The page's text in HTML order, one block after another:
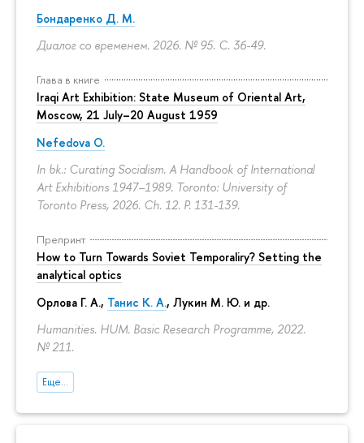
Бондаренко Д. М.
Диалог со временем. 2026. № 95. С. 36-49.
Глава в книге
Iraqi Art Exhibition: State Museum of Oriental Art,
Moscow, 21 July–20 August 1959
Nefedova O.
In bk.: Curating Socialism. A Handbook of International
Art Exhibitions 1947–1989. Toronto: University of
Toronto Press, 2026. Ch. 12. P. 131-139.
Препринт
How to Turn Towards Soviet Temporaliry? Setting the
analytical optics
Орлова Г. А., Танис К. А., Лукин М. Ю. и др.
Humanities. HUM. Basic Research Programme, 2022.
№ 211.
Еще...